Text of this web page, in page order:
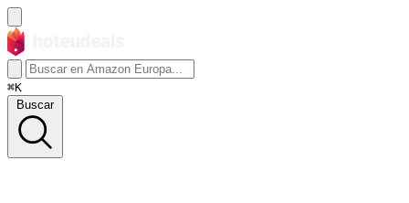
⌘K
Buscar